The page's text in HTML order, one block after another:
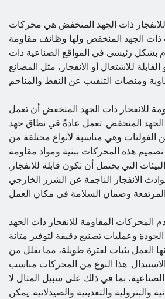
للانفجار ذات الجهد المنخفض هي محركات
الجهد المنخفض ولها وظائف مقاومة
بشكل رئيسي في المواقع الصناعية ذات
للاشتعال أو الانفجار، مثل المصانع
للانفجار ذات الجهد المنخفض أن تعمل
المنخفض. تعمل عادةً في نطاق جهد
وهي مناسبة لأنواع مختلفة من
تصميم هذه المحركات ببنية ومواد مقاومة
التي يحتمل أن تكون قابلة للانفجار.
الانفجار الناجمة عن الشرر الخارجي
المحركات المقاومة للانفجار ذات الجهد
وعمليات تصنيع دقيقة لتوفير متانة
العمل بثبات لفترة طويلة، مما يقلل من
هذا النوع من المحركات مناسب
بما في ذلك على سبيل المثال لا
والبترولية والتعدينية والصيدلانية. يمكن